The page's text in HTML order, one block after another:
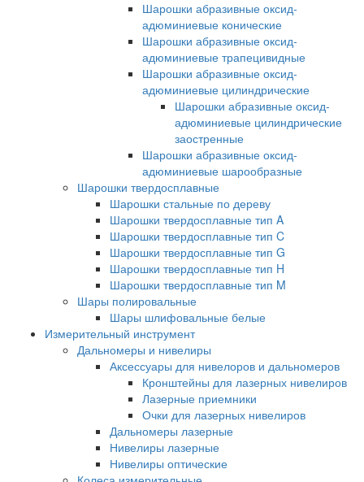
Шарошки абразивные оксид-
адюминиевые конические
Шарошки абразивные оксид-
адюминиевые трапецивидные
Шарошки абразивные оксид-
адюминиевые цилиндрические
Шарошки абразивные оксид-
адюминиевые цилиндрические
заостренные
Шарошки абразивные оксид-
адюминиевые шарообразные
Шарошки твердосплавные
Шарошки стальные по дереву
Шарошки твердосплавные тип A
Шарошки твердосплавные тип C
Шарошки твердосплавные тип G
Шарошки твердосплавные тип H
Шарошки твердосплавные тип M
Шары полировальные
Шары шлифовальные белые
Измерительный инструмент
Дальномеры и нивелиры
Аксессуары для нивелоров и дальномеров
Кронштейны для лазерных нивелиров
Лазерные приемники
Очки для лазерных нивелиров
Дальномеры лазерные
Нивелиры лазерные
Нивелиры оптические